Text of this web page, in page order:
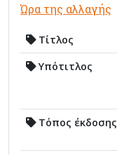
Ώρα της αλλαγής
Τίτλος
Υπότιτλος
Τόπος έκδοσης